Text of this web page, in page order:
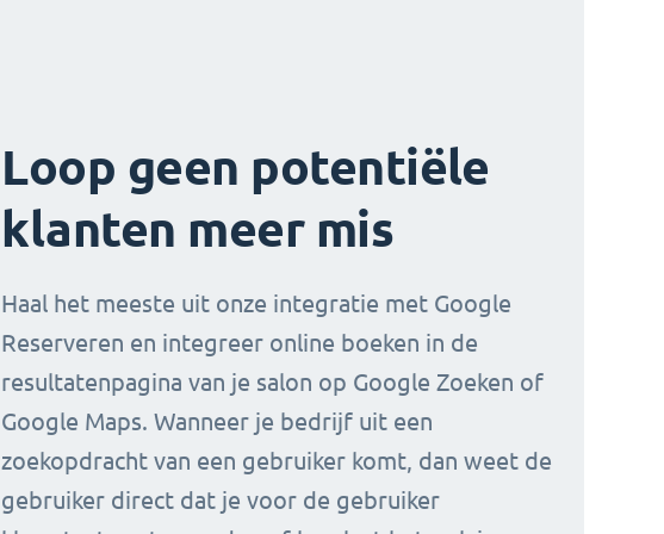
Loop geen potentiële
klanten meer mis
Haal het meeste uit onze integratie met Google
Reserveren en integreer online boeken in de
resultatenpagina van je salon op Google Zoeken of
Google Maps. Wanneer je bedrijf uit een
zoekopdracht van een gebruiker komt, dan weet de
gebruiker direct dat je voor de gebruiker